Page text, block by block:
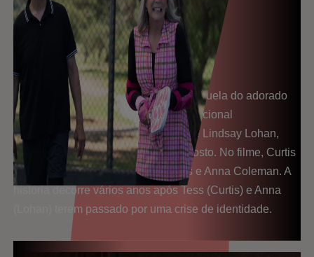
Sinopse
7 DE AGOSTO NO CINEMA
UM DIA AINDA MAIS DOIDO, uma sequela do adorado
filme de 2003 com um toque multigeracional
protagonizado por Jamie Lee Curtis e Lindsay Lohan,
será lançado nos cinemas a 7 de agosto. No filme, Curtis
e Lohan retomam os papéis de Tess e Anna Coleman. A
história decorre vários anos após Tess (Curtis) e Anna
(Lohan) terem passado por uma crise de identidade.